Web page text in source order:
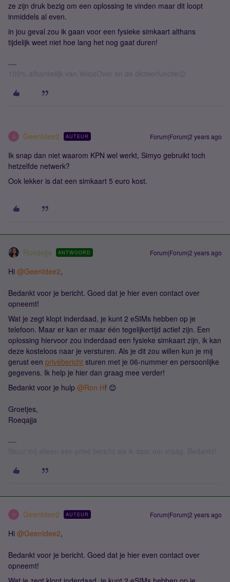
ze zijn druk bezig om een oplossing te vinden maar dit loopt
inmiddels al even.
in jou geval zou ik gaan voor een fysieke simkaart althans
tijdelijk weet niet hoe lang het nog gaat duren!
100% afhankelijk van VoiceOver en de dicteerfunctie😉
G GeenIdee2 AUTEUR Forum|Forum|2 years ago
Ik snap dan niet waarom KPN wel werkt, Simyo gebruikt toch
hetzelfde netwerk?
Ook lekker is dat een simkaart 5 euro kost.
Roeqajja ANTWOORD Forum|Forum|2 years ago
Hi @GeenIdee2,
Bedankt voor je bericht. Goed dat je hier even contact over
opneemt!
Wat je zegt klopt inderdaad, je kunt 2 eSIMs hebben op je
telefoon. Maar er kan er maar één tegelijkertijd actief zijn. Een
oplossing hiervoor zou inderdaad een fysieke simkaart zijn, ik kan
deze kosteloos naar je versturen. Als je dit zou willen kun je mij
gerust een privébericht sturen met je 06-nummer en persoonlijke
gegevens. Ik help je hier dan graag mee verder!
Bedankt voor je hulp @Ron H! 😊
Groetjes,
Roeqajja
G GeenIdee2 AUTEUR Forum|Forum|2 years ago
Hi @GeenIdee2,
Bedankt voor je bericht. Goed dat je hier even contact over
opneemt!